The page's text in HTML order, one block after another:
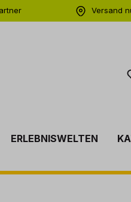
Versand
ERLEBNISWELTEN